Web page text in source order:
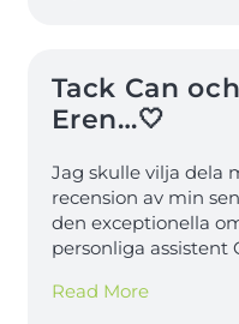
Tack Can
Eren…🤍
Jag skulle vilja dela
recension av min
den exceptionella
personliga assistent
Read More